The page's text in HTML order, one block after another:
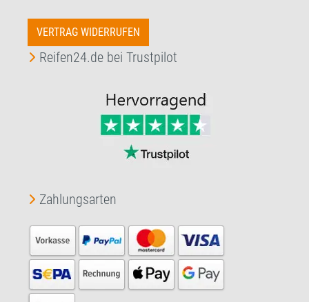
VERTRAG WIDERRUFEN
Reifen24.de bei Trustpilot
Zahlungsarten